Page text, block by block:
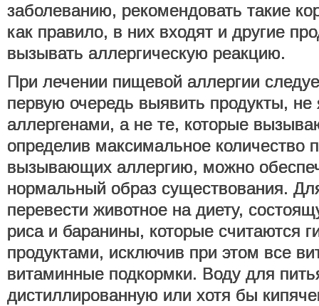
заболеванию, рекомендовать такие
как правило, в них входят и другие
вызывать аллергическую реакцию.
При лечении пищевой аллергии
первую очередь выявить продукты,
аллергенами, а не те, которые
определив максимальное количество
вызывающих аллергию, можно
нормальный образ существования.
перевести животное на диету,
риса и баранины, которые считаются
продуктами, исключив при этом все
витаминные подкормки. Воду для
дистиллированную или хотя бы